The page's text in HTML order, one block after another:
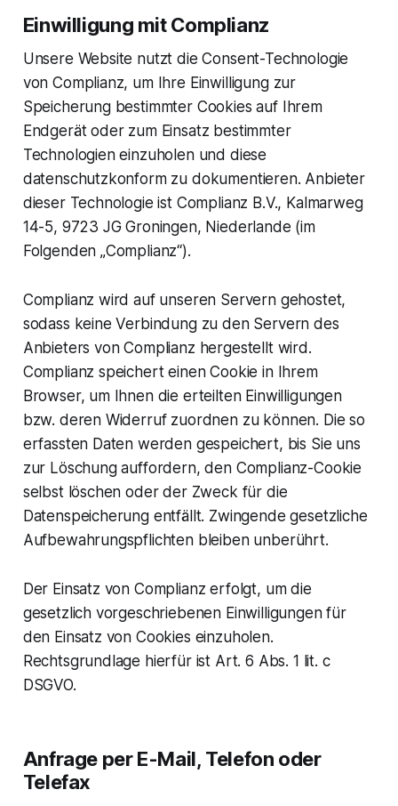
Einwilligung mit Complianz
Unsere Website nutzt die Consent-Technologie
von Complianz, um Ihre Einwilligung zur
Speicherung bestimmter Cookies auf Ihrem
Endgerät oder zum Einsatz bestimmter
Technologien einzuholen und diese
datenschutzkonform zu dokumentieren. Anbieter
dieser Technologie ist Complianz B.V., Kalmarweg
14-5, 9723 JG Groningen, Niederlande (im
Folgenden „Complianz“).
Complianz wird auf unseren Servern gehostet,
sodass keine Verbindung zu den Servern des
Anbieters von Complianz hergestellt wird.
Complianz speichert einen Cookie in Ihrem
Browser, um Ihnen die erteilten Einwilligungen
bzw. deren Widerruf zuordnen zu können. Die so
erfassten Daten werden gespeichert, bis Sie uns
zur Löschung auffordern, den Complianz-Cookie
selbst löschen oder der Zweck für die
Datenspeicherung entfällt. Zwingende gesetzliche
Aufbewahrungspflichten bleiben unberührt.
Der Einsatz von Complianz erfolgt, um die
gesetzlich vorgeschriebenen Einwilligungen für
den Einsatz von Cookies einzuholen.
Rechtsgrundlage hierfür ist Art. 6 Abs. 1 lit. c
DSGVO.
Anfrage per E-Mail, Telefon oder
Telefax